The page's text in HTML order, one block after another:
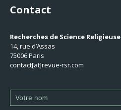
Contact
Recherches de Science Religieuse
14, rue d’Assas
75006 Paris
contact[at]revue-rsr.com